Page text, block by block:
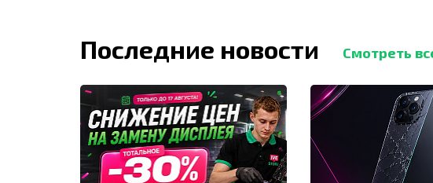
Последние новости Смотреть